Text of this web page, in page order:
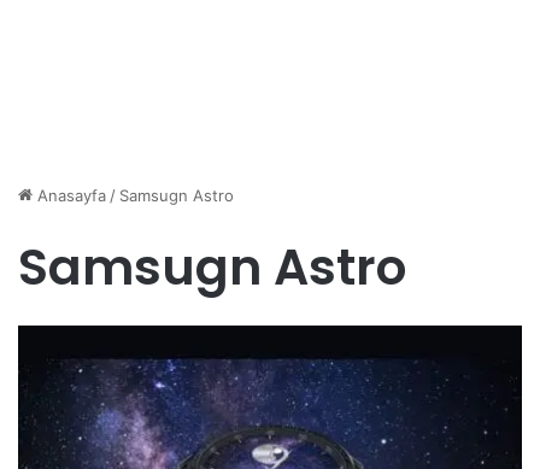
Anasayfa/ Samsugn Astro
Samsugn Astro